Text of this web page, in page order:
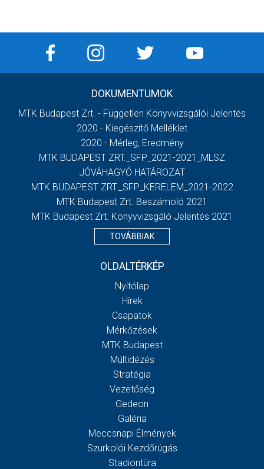
DOKUMENTUMOK
MTK Budapest Zrt. - Független Könyvvizsgálói Jelentés
2020 - Kiegészítő Melléklet
2020 - Mérleg, Eredmény
MTK BUDAPEST ZRT._SFP_2021-2021_MLSZ
JÓVÁHAGYÓ HATÁROZAT
MTK BUDAPEST ZRT._SFP_KERELEM_2021-2022
MTK Budapest Zrt. Beszámoló 2021
MTK Budapest Zrt. Könyvvizsgáló Jelentés 2021
TOVÁBBIAK
OLDALTÉRKÉP
Nyitólap
Hírek
Csapatok
Mérkőzések
MTK Budapest
Múltidézés
Stratégia
Vezetőség
Gedeon
Galéria
Meccsnapi Élmények
Szurkolói Kezdőrúgás
Stadiontúra